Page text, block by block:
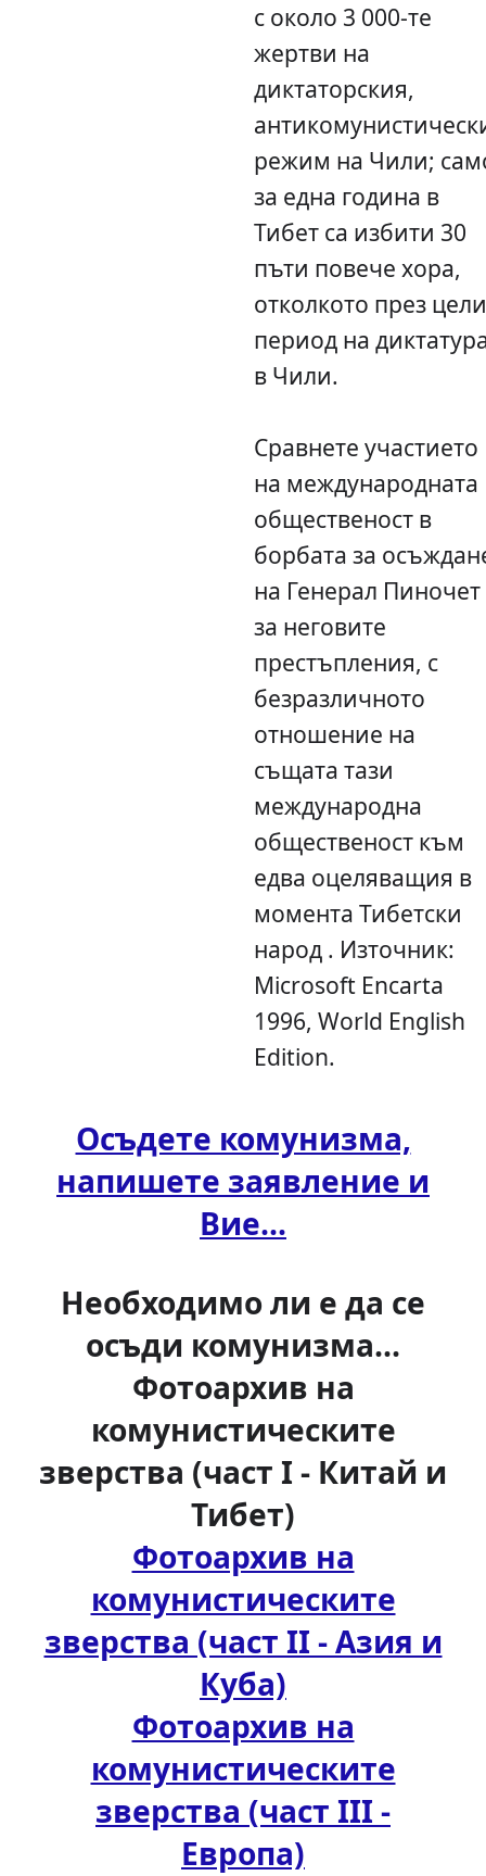
с около 3 000-те
жертви на
диктаторския,
режим на Чили;
за една година в
Тибет са избити 30
пъти повече хора,
отколкото през
период на
в Чили.
Сравнете участието
на международната
общественост в
борбата за
на Генерал Пиночет
за неговите
престъпления, с
безразличното
отношение на
същата тази
международна
общественост към
едва оцеляващия в
момента Тибетски
народ . Източник:
Microsoft Encarta
1996, World English
Edition.
Осъдете комунизма,
напишете заявление и
Вие...
Необходимо ли е да се
осъди комунизма...
Фотоархив на
комунистическите
зверства (част І - Китай и
Тибет)
Фотоархив на
комунистическите
зверства (част ІІ - Азия и
Куба)
Фотоархив на
комунистическите
зверства (част ІІІ -
Европа)